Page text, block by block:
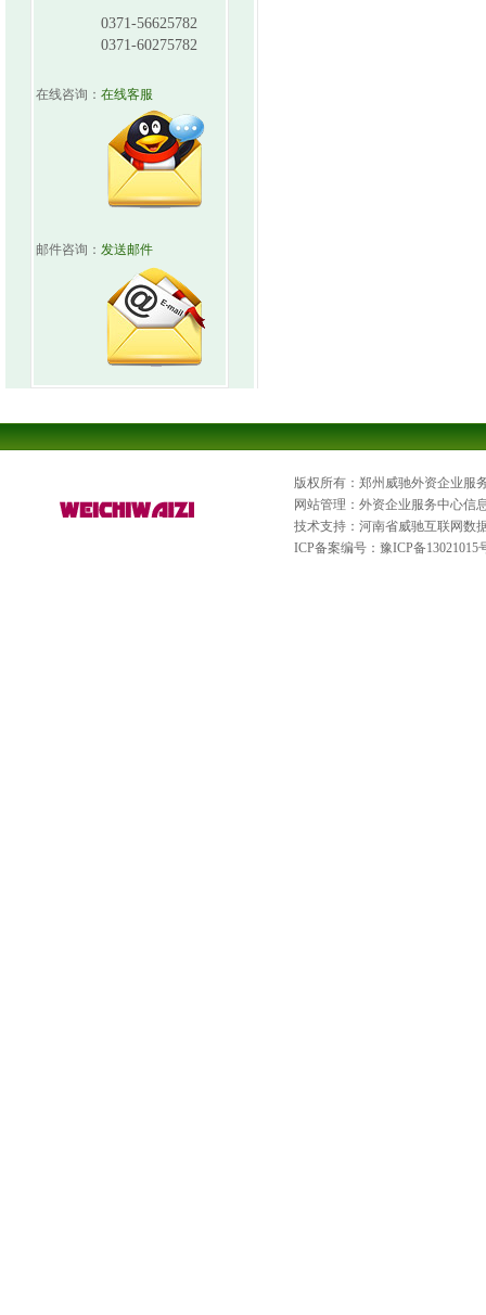
0371-56625782
0371-60275782
在线咨询： 在线客服
邮件咨询： 发送邮件
版权所有：郑州威驰外资企业服
网站管理：外资企业服务中心信
技术支持：河南省威驰互联网数
ICP备案编号： 豫ICP备13021015